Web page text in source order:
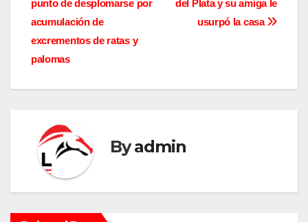
v
e
g
c
ó
del Plata y su amiga le
usurpó la casa
punto de desplomarse por
acumulación de
excrementos de ratas y
palomas
Byadmin